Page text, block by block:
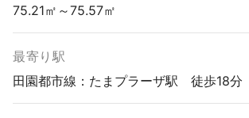
75.21㎡～75.57㎡
最寄り駅
田園都市線：たまプラーザ駅 徒歩18分